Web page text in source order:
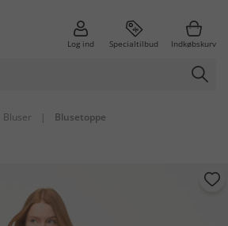
Log ind Specialtilbud Indkøbskurv
Bluser | Blusetoppe